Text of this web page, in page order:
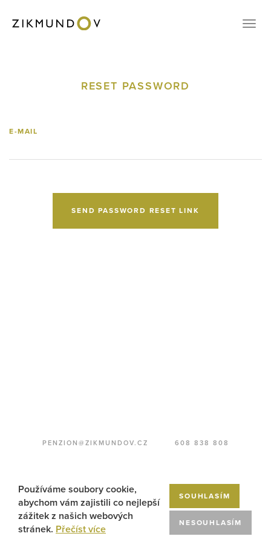
CZ
RESET PASSWORD
E-MAIL
SEND PASSWORD RESET LINK
PENZION@ZIKMUNDOV.CZ 608 838 808
Používáme soubory cookie,
abychom vám zajistili co nejlepší
zážitek z našich webových
stránek. Přečíst více
SOUHLASÍM
NESOUHLASÍM